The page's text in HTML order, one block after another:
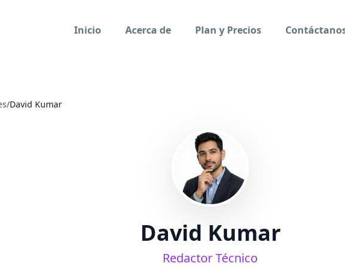
Inicio
Acerca de Plan y Precios
/David Kumar
David Kumar
Redactor Técnico